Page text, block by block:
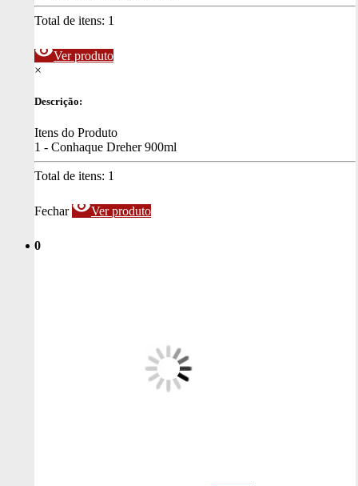
Total de itens: 1
visibilityVer produto
×
Descrição:
Itens do Produto
1 - Conhaque Dreher 900ml
Total de itens: 1
Fechar visibilityVer produto
0